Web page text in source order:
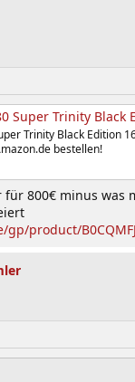
Black Edition 16 GB:
Trinity Black Edition
bestellen!
800€ minus was
product/